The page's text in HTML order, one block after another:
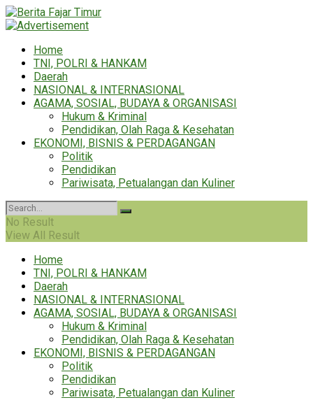
Home
TNI, POLRI & HANKAM
Daerah
NASIONAL & INTERNASIONAL
AGAMA, SOSIAL, BUDAYA & ORGANISASI
Hukum & Kriminal
Pendidikan, Olah Raga & Kesehatan
EKONOMI, BISNIS & PERDAGANGAN
Politik
Pendidikan
Pariwisata, Petualangan dan Kuliner
No Result
View All Result
Home
TNI, POLRI & HANKAM
Daerah
NASIONAL & INTERNASIONAL
AGAMA, SOSIAL, BUDAYA & ORGANISASI
Hukum & Kriminal
Pendidikan, Olah Raga & Kesehatan
EKONOMI, BISNIS & PERDAGANGAN
Politik
Pendidikan
Pariwisata, Petualangan dan Kuliner